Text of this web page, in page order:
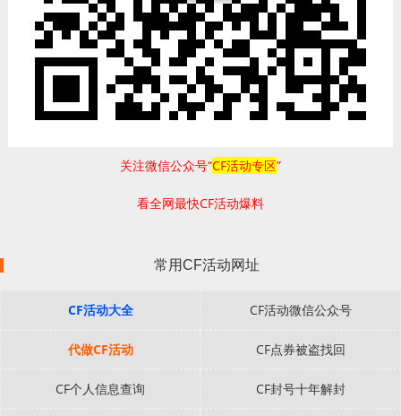
关注微信公众号“CF活动专区”
看全网最快CF活动爆料
常用CF活动网址
CF活动大全 CF活动微信公众号
代做CF活动 CF点券被盗找回
CF个人信息查询 CF封号十年解封